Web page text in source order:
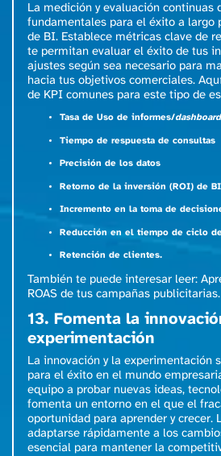
La medición y evaluación continuas
fundamentales para el éxito a largo
de BI. Establece métricas clave de
te permitan evaluar el éxito de tus
ajustes según sea necesario para
hacia tus objetivos comerciales.
de KPI comunes para este tipo de
Tasa de Uso de informes/
Tiempo de respuesta de consultas
Precisión de los datos
Retorno de la inversión (ROI) de BI
Incremento en la toma de
Reducción en el tiempo de ciclo
Retención de clientes.
También te puede interesar leer:
ROAS de tus campañas publicitarias.
13. Fomenta la
experimentación
La innovación y la experimentación
para el éxito en el mundo
equipo a probar nuevas ideas,
fomenta un entorno en el que el
oportunidad para aprender y crecer.
adaptarse rápidamente a los
esencial para mantener la